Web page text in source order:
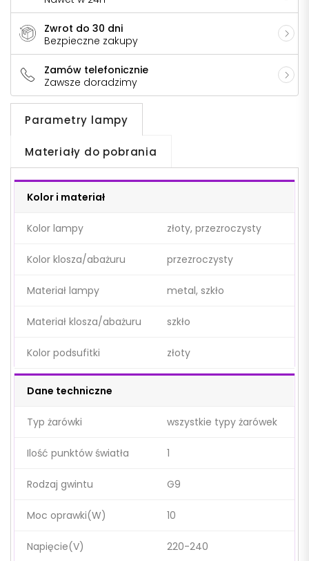
Zwrot do 30 dni
Bezpieczne zakupy
Zamów telefonicznie
Zawsze doradzimy
Parametry lampy
Materiały do pobrania
Kolor i materiał
Kolor lampy złoty, przezroczysty
Kolor klosza/abażuru przezroczysty
Materiał lampy metal, szkło
Materiał klosza/abażuru szkło
Kolor podsufitki złoty
Dane techniczne
Typ żarówki wszystkie typy żarówek
Ilość punktów światła 1
Rodzaj gwintu G9
Moc oprawki(W) 10
Napięcie(V) 220-240